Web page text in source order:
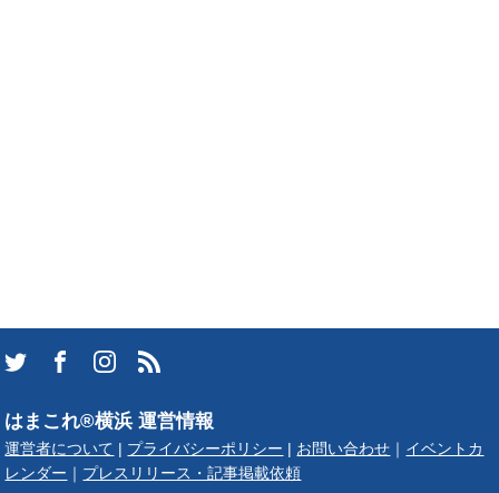
はまこれ®横浜 運営情報
運営者について プライバシーポリシー お問い合わせ
イベントカ
レンダー
プレスリリース・記事掲載依頼